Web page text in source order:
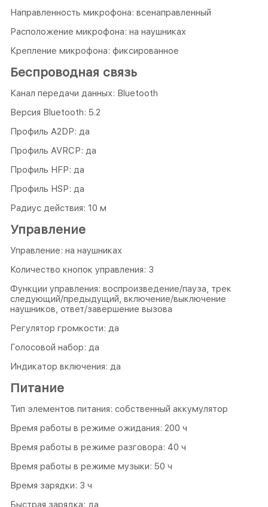
Направленность микрофона: всенаправленный
Расположение микрофона: на наушниках
Крепление микрофона: фиксированное
Беспроводная связь
Канал передачи данных: Bluetooth
Версия Bluetooth: 5.2
Профиль A2DP: да
Профиль AVRCP: да
Профиль HFP: да
Профиль HSP: да
Радиус действия: 10 м
Управление
Управление: на наушниках
Количество кнопок управления: 3
Функции управления: воспроизведение/пауза, трек
следующий/предыдущий, включение/выключение
наушников, ответ/завершение вызова
Регулятор громкости: да
Голосовой набор: да
Индикатор включения: да
Питание
Тип элементов питания: собственный аккумулятор
Время работы в режиме ожидания: 200 ч
Время работы в режиме разговора: 40 ч
Время работы в режиме музыки: 50 ч
Время зарядки: 3 ч
Быстрая зарядка: да